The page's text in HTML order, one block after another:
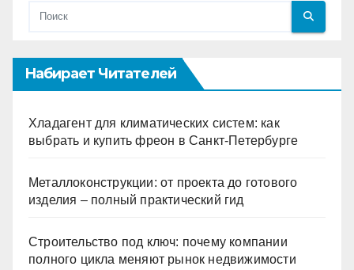
Набирает Читателей
Хладагент для климатических систем: как
выбрать и купить фреон в Санкт-Петербурге
Металлоконструкции: от проекта до готового
изделия – полный практический гид
Строительство под ключ: почему компании
полного цикла меняют рынок недвижимости